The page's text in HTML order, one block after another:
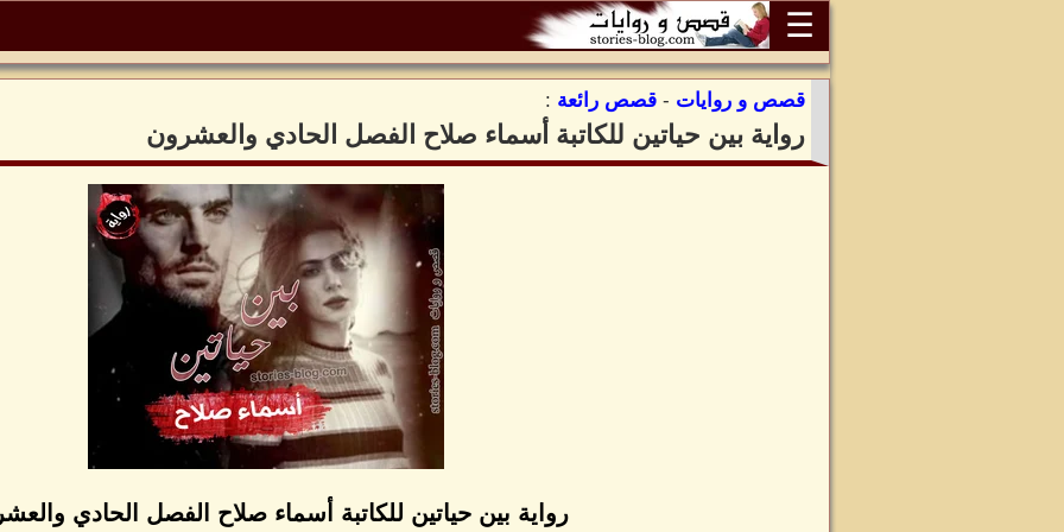
☰
قصص و روايات - قصص رائعة :
رواية بين حياتين للكاتبة أسماء صلاح الفصل الحادي والعشرون
رواية بين حياتين للكاتبة أسماء صلاح الفصل الحادي